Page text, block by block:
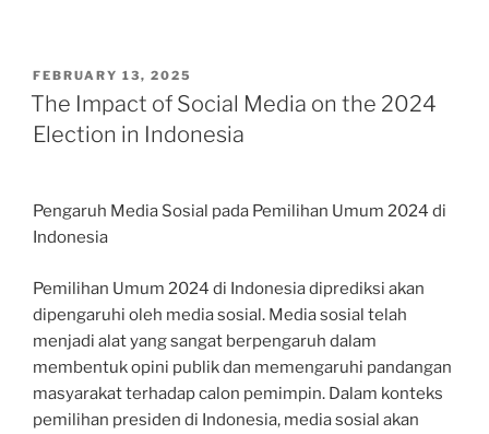
POSTED
ON
FEBRUARY 13, 2025
The Impact of Social Media on the 2024
Election in Indonesia
Pengaruh Media Sosial pada Pemilihan Umum 2024 di
Indonesia
Pemilihan Umum 2024 di Indonesia diprediksi akan
dipengaruhi oleh media sosial. Media sosial telah
menjadi alat yang sangat berpengaruh dalam
membentuk opini publik dan memengaruhi pandangan
masyarakat terhadap calon pemimpin. Dalam konteks
pemilihan presiden di Indonesia, media sosial akan